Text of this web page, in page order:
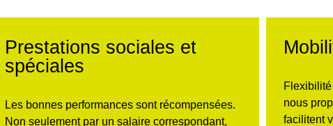
Prestations sociales et
spéciales
Les bonnes performances sont récompensées.
Non seulement par un salaire correspondant,
nous
facilitent